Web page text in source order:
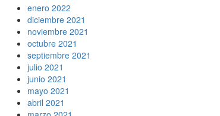
enero 2022
diciembre 2021
noviembre 2021
octubre 2021
septiembre 2021
julio 2021
junio 2021
mayo 2021
abril 2021